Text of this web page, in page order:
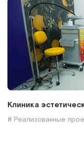
Клиника
# Реализованные